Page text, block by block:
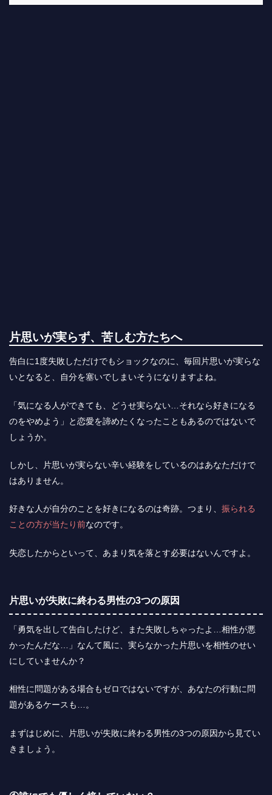
片思いが実らず、苦しむ方たちへ
告白に1度失敗しただけでもショックなのに、毎回片思いが実らな
いとなると、自分を塞いでしまいそうになりますよね。
「気になる人ができても、どうせ実らない…それなら好きになる
のをやめよう」と恋愛を諦めたくなったこともあるのではないで
しょうか。
しかし、片思いが実らない辛い経験をしているのはあなただけで
はありません。
好きな人が自分のことを好きになるのは奇跡。つまり、 振られる
ことの方が当たり前なのです。
失恋したからといって、あまり気を落とす必要はないんですよ。
片思いが失敗に終わる男性の3つの原因
「勇気を出して告白したけど、また失敗しちゃったよ…相性が悪
かったんだな…」なんて風に、実らなかった片思いを相性のせい
にしていませんか？
相性に問題がある場合もゼロではないですが、あなたの行動に問
題があるケースも…。
まずはじめに、片思いが失敗に終わる男性の3つの原因から見てい
きましょう。